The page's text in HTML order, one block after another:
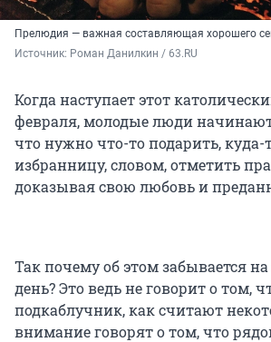
Прелюдия — важная составляющая хорошего
Источник: Роман Данилкин / 63.RU
Когда наступает этот
февраля, молодые люди
что нужно что-то подарить, куда-
избранницу, словом, отметить
доказывая свою любовь и
Так почему об этом забывается
день? Это ведь не говорит о том,
подкаблучник, как считают
внимание говорят о том, что